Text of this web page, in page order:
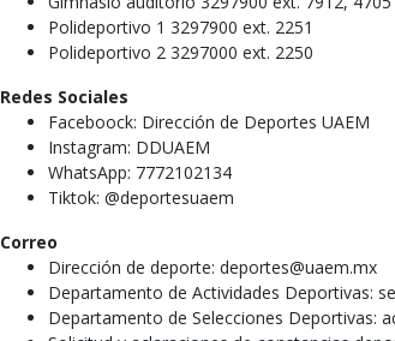
Polideportivo 1 3297900 ext. 2251
Polideportivo 2 3297000 ext. 2250
Redes Sociales
Faceboock: Dirección de Deportes UAEM
Instagram: DDUAEM
WhatsApp: 7772102134
Tiktok: @deportesuaem
Correo
Dirección de deporte: deportes@uaem.mx
Departamento de Actividades Deportivas:
Departamento de Selecciones Deportivas: